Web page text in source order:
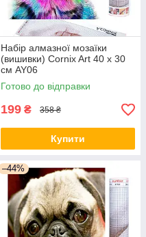
Набір алмазної мозаїки
(вишивки) Cornix Art 40 x 30
см AY06
Готово до відправки
199 ₴ 358 ₴
Купити
–44%